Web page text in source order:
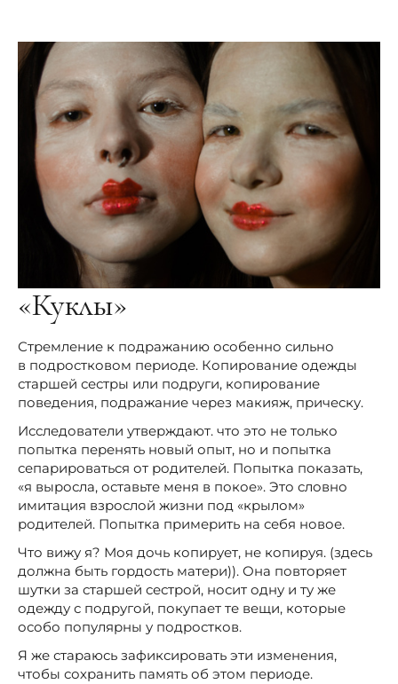
«Куклы»
Стремление к подражанию особенно сильно
в подростковом периоде. Копирование одежды
старшей сестры или подруги, копирование
поведения, подражание через макияж, прическу.
Исследователи утверждают. что это не только
попытка перенять новый опыт, но и попытка
сепарироваться от родителей. Попытка показать,
«я выросла, оставьте меня в покое». Это словно
имитация взрослой жизни под «крылом»
родителей. Попытка примерить на себя новое.
Что вижу я? Моя дочь копирует, не копируя. (здесь
должна быть гордость матери)). Она повторяет
шутки за старшей сестрой, носит одну и ту же
одежду с подругой, покупает те вещи, которые
особо популярны у подростков.
Я же стараюсь зафиксировать эти изменения,
чтобы сохранить память об этом периоде.